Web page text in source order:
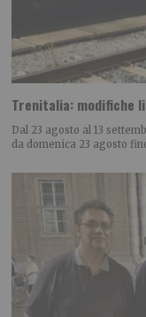
Trenitalia: modifiche
Dal 23 agosto al 13
da domenica 23 agosto